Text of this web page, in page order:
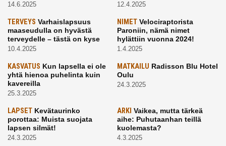
14.6.2025 12.4.2025
TERVEYS Varhaislapsuus
maaseudulla on hyvästä
terveydelle – tästä on kyse
10.4.2025
NIMETVelociraptorista
Paroniin, nämä nimet
hylättiin vuonna 2024!
1.4.2025
KASVATUS Kun lapsella ei ole
yhtä hienoa puhelinta kuin
kavereilla
25.3.2025
MATKAILU Radisson Blu Hotel
Oulu
24.3.2025
LAPSET Kevätaurinko
porottaa: Muista suojata
lapsen silmät!
24.3.2025
ARKI Vaikea, mutta tärkeä
aihe: Puhutaanhan teillä
kuolemasta?
4.3.2025